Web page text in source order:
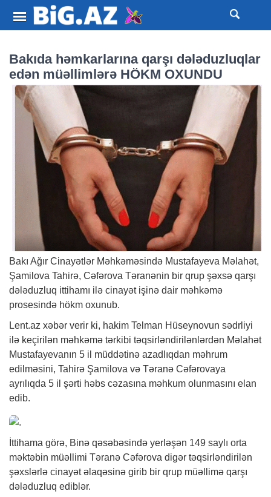
Bakıda həmkarlarına qarşı dələduzluqlar
edən müəllimlərə HÖKM OXUNDU
Bakı Ağır Cinayətlər Məhkəməsində Mustafayeva Məlahət,
Şamilova Tahirə, Cəfərova Təranənin bir qrup şəxsə qarşı
dələduzluq ittihamı ilə cinayət işinə dair məhkəmə
prosesində hökm oxunub.
Lent.az xəbər verir ki, hakim Telman Hüseynovun sədrliyi
ilə keçirilən məhkəmə tərkibi təqsirləndirilənlərdən Məlahət
Mustafayevanın 5 il müddətinə azadlıqdan məhrum
edilməsini, Tahirə Şamilova və Təranə Cəfərovaya
ayrılıqda 5 il şərti həbs cəzasına məhkum olunmasını elan
edib.
İttihama görə, Binə qəsəbəsində yerləşən 149 saylı orta
məktəbin müəllimi Təranə Cəfərova digər təqsirləndirilən
şəxslərlə cinayət əlaqəsinə girib bir qrup müəllimə qarşı
dələduzluq ediblər.